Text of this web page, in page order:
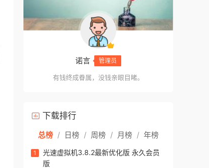
诺言 管理员
有钱终成眷属，没钱亲眼目睹。
下载排行
总榜 / 日榜 / 周榜 / 月榜 / 年榜
1
光速虚拟机3.8.2最新优化版 永久会员
版